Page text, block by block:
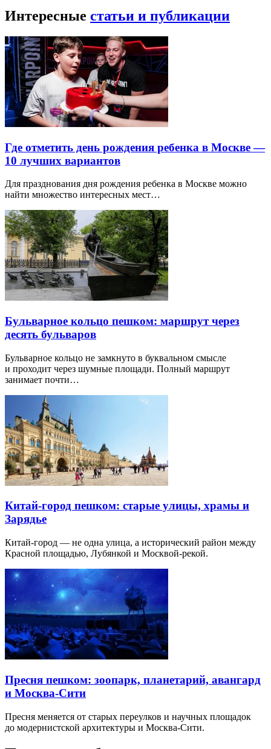
Интересные статьи и публикации
Где отметить день рождения ребенка в Москве —
10 лучших вариантов
Для празднования дня рождения ребенка в Москве можно
найти множество интересных мест…
Бульварное кольцо пешком: маршрут через
десять бульваров
Бульварное кольцо не замкнуто в буквальном смысле
и проходит через шумные площади. Полный маршрут
занимает почти…
Китай-город пешком: старые улицы, храмы и
Зарядье
Китай-город — не одна улица, а исторический район между
Красной площадью, Лубянкой и Москвой-рекой.
Пресня пешком: зоопарк, планетарий, авангард
и Москва-Сити
Пресня меняется от старых переулков и научных площадок
до модернистской архитектуры и Москва-Сити.